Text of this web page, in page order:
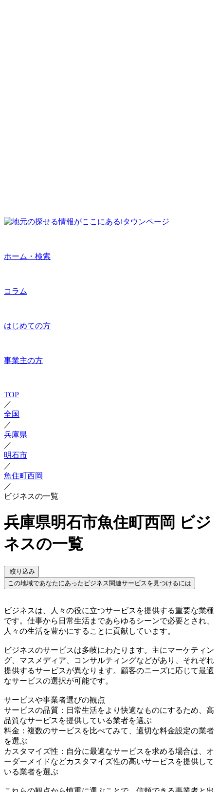
ホーム・検索
コラム
はじめての方
事業主の方
TOP
／
全国
／
兵庫県
／
明石市
／
魚住町西岡
／
ビジネスの一覧
兵庫県明石市魚住町西岡 ビジ
ネスの一覧
絞り込み
この地域であなたにあったビジネス関連サービスを見つけるには
ビジネスは、人々の役に立つサービスを提供する重要な業種
です。仕事から日常生活まであらゆるシーンで必要とされ、
人々の生活を豊かにすることに貢献しています。
ビジネスのサービスは多岐にわたります。主にマーケティン
グ、マスメディア、コンサルティングなどがあり、それぞれ
提供するサービスが異なります。顧客のニーズに応じて最適
なサービスの選択が可能です。
サービスや事業者選びの観点
サービスの品質：日常生活をより快適なものにするため、高
品質なサービスを提供している業者を選ぶ
料金：複数のサービスを比べてみて、適切な料金設定の業者
を選ぶ
カスタマイズ性：自分に最適なサービスを求める場合は、オ
ーダーメイドなどカスタマイズ性の高いサービスを提供して
いる業者を選ぶ